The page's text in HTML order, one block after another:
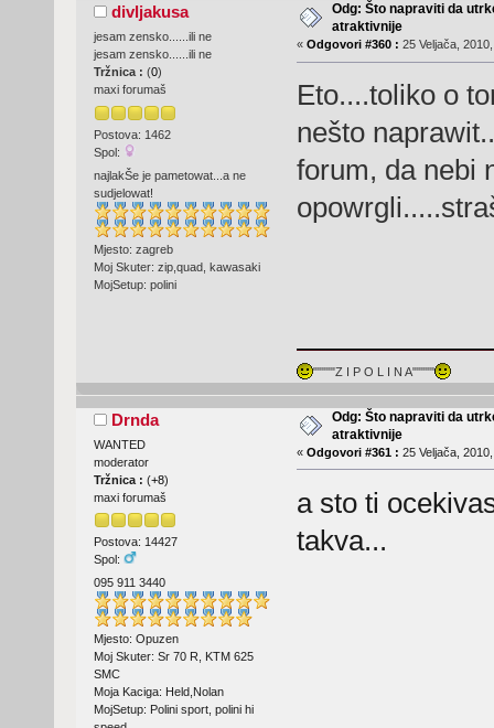
divljakusa
jesam zensko......ili ne
jesam zensko......ili ne
Tržnica : (0)
maxi forumaš
Postova: 1462
Spol:
najlakŠe je pametowat...a ne
sudjelowat!
Mjesto: zagreb
Moj Skuter: zip,quad, kawasaki
MojSetup: polini
Odg: Što napraviti da
atraktivnije
« Odgovori #360 : 25 Veljača,
Eto....toliko o
nešto
forum, da nebi
"""""Z I P O L I N A"""""
Drnda
WANTED
moderator
Tržnica : (+8)
maxi forumaš
Postova: 14427
Spol:
095 911 3440
Mjesto: Opuzen
Moj Skuter: Sr 70 R, KTM 625
SMC
Moja Kaciga: Held,Nolan
MojSetup: Polini sport, polini hi
Odg: Što napraviti da
atraktivnije
« Odgovori #361 : 25 Veljača,
a sto ti
takva...